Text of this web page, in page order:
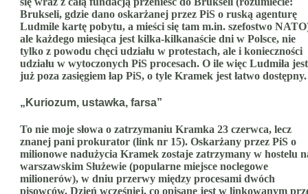
Brukseli, gdzie dano oskarżanej przez PiS o ruską agenturę
Ludmile kartę pobytu, a mieści się tam m.in. szefostwo
ale każdego miesiąca jest kilka-kilkanaście dni w Polsce, nie
tylko z powodu chęci udziału w protestach, ale i konieczności
udziału w wytoczonych PiS procesach. O ile więc Ludmiła jest
już poza zasięgiem łap PiS, o tyle Kramek jest łatwo dostępny.
„Kuriozum, ustawka, farsa”
To nie moje słowa o zatrzymaniu Kramka 23 czerwca, lecz
znanej pani prokurator (link nr 15). Oskarżany przez PiS o
milionowe nadużycia Kramek zostaje zatrzymany w hostelu
warszawskim Służewie (popularne miejsce noclegowe
milionerów), w dniu przerwy między procesami dwóch
pisowców. Dzień wcześniej, co opisane jest w linkowanym